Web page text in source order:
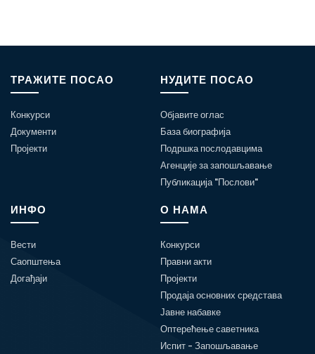
ТРАЖИТЕ ПОСАО
Конкурси
Документи
Пројекти
НУДИТЕ ПОСАО
Објавите оглас
База биографија
Подршка послодавцима
Агенције за запошљавање
Публикација "Послови"
ИНФО
Вести
Саопштења
Догађаји
О НАМА
Конкурси
Правни акти
Пројекти
Продаја основних средстава
Јавне набавке
Оптерећење саветника
Испит - Запошљавање